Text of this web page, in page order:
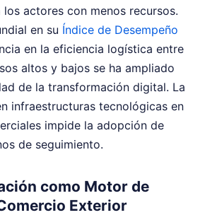
actores con menos recursos.
en su Índice de Desempeño
en la eficiencia logística entre
altos y bajos se ha ampliado
de la transformación digital. La
infraestructuras tecnológicas en
impide la adopción de
de seguimiento.
como Motor de
Exterior